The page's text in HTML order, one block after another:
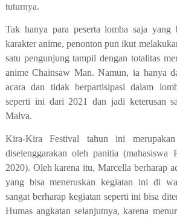
tuturnya.
Tak hanya para peserta lomba saja yang
karakter anime, penonton pun ikut
satu pengunjung tampil dengan totalitas
anime Chainsaw Man. Namun, ia hanya
acara dan tidak berpartisipasi dalam
seperti ini dari 2021 dan jadi keterusan
Malva.
Kira-Kira Festival tahun ini
diselenggarakan oleh panitia (mahasiswa
2020). Oleh karena itu, Marcella berharap
yang bisa meneruskan kegiatan ini di
sangat berharap kegiatan seperti ini bisa
Humas angkatan selanjutnya, karena